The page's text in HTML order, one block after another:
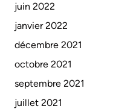
juin 2022
janvier 2022
décembre 2021
octobre 2021
septembre 2021
juillet 2021